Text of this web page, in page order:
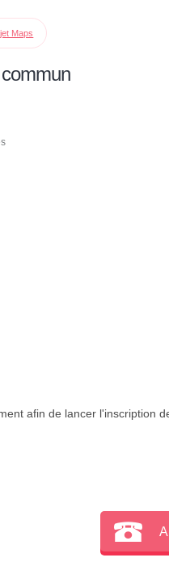
Maps
afin de lancer l'inscription